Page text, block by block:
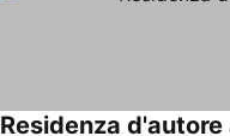
Residenza d'autore